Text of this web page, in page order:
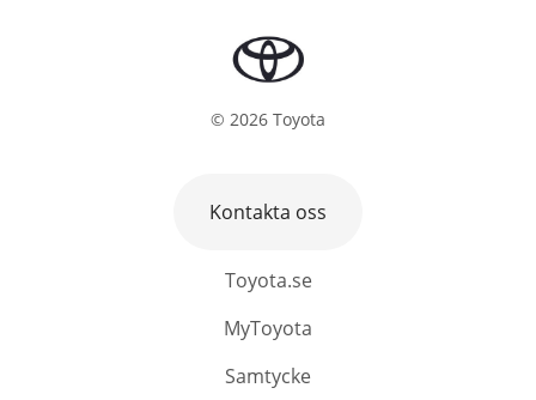
© 2026 Toyota
Toyota.se
MyToyota
Samtycke
Kontakta oss